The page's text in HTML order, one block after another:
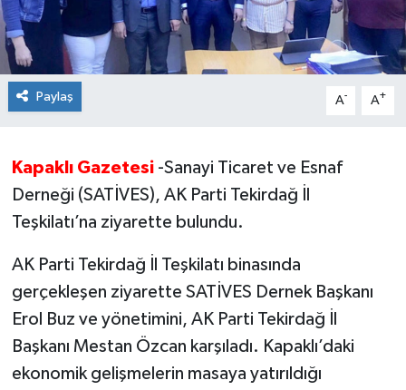
Paylaş A- A+
Kapaklı Gazetesi-Sanayi Ticaret ve Esnaf
Derneği (SATİVES), AK Parti Tekirdağ İl
Teşkilatı’na ziyarette bulundu.
AK Parti Tekirdağ İl Teşkilatı binasında
gerçekleşen ziyarette SATİVES Dernek Başkanı
Erol Buz ve yönetimini, AK Parti Tekirdağ İl
Başkanı Mestan Özcan karşıladı. Kapaklı’daki
ekonomik gelişmelerin masaya yatırıldığı
Yaşam